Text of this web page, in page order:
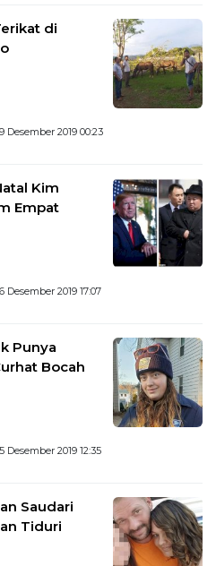
di
Desember 2019 00:23
Kim
Empat
Desember 2019 17:07
Punya
Bocah
Desember 2019 12:35
Saudari
Tiduri